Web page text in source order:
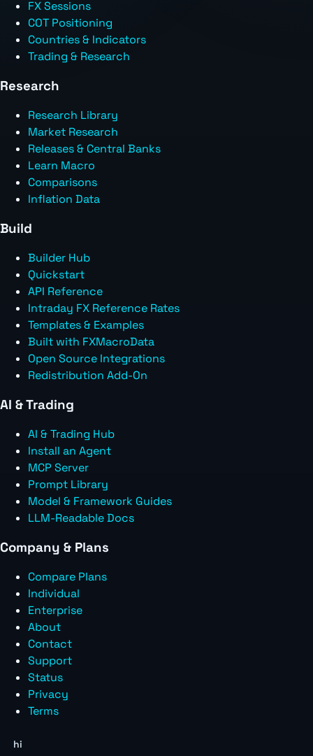
FX Sessions
COT Positioning
Countries & Indicators
Trading & Research
Research
Research Library
Market Research
Releases & Central Banks
Learn Macro
Comparisons
Inflation Data
Build
Builder Hub
Quickstart
API Reference
Intraday FX Reference Rates
Templates & Examples
Built with FXMacroData
Open Source Integrations
Redistribution Add-On
AI & Trading
AI & Trading Hub
Install an Agent
MCP Server
Prompt Library
Model & Framework Guides
LLM-Readable Docs
Company & Plans
Compare Plans
Individual
Enterprise
About
Contact
Support
Status
Privacy
Terms
hi